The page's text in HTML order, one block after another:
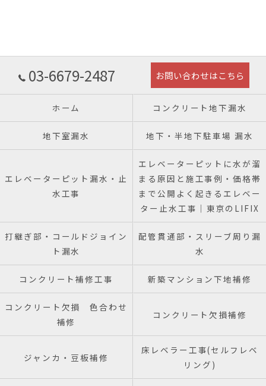
03-6679-2487 お問い合わせはこちら
ホーム コンクリート地下漏水
地下室漏水 地下・半地下駐車場 漏水
エレベーターピット漏水・止
水工事
エレベーターピットに水が溜
まる原因と施工事例・価格帯
まで公開よく起きるエレベー
ター止水工事｜東京のLIFIX
打継ぎ部・コールドジョイン
ト漏水
配管貫通部・スリーブ周り漏
水
コンクリート補修工事 新築マンション下地補修
コンクリート欠損 色合わせ
補修
コンクリート欠損補修
ジャンカ・豆板補修
床レベラー工事(セルフレベ
リング)